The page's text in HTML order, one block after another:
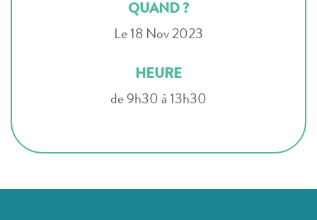
QUAND ?
Le 18 Nov 2023
HEURE
de 9h30 à 13h30